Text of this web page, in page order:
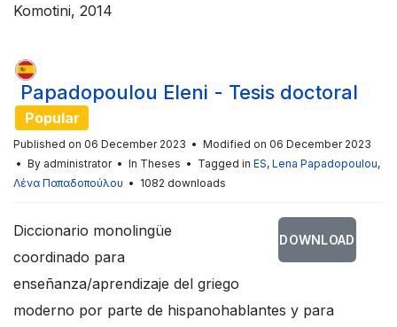
Komotini, 2014
Papadopoulou Eleni - Tesis doctoral
Popular
Published on 06 December 2023
Modified on 06 December 2023
By administrator In Theses Tagged in ES, Lena Papadopoulou,
Λένα Παπαδοπούλου
1082 downloads
DOWNLOAD
Diccionario monolingüe
coordinado para
enseñanza/aprendizaje del griego
moderno por parte de hispanohablantes y para